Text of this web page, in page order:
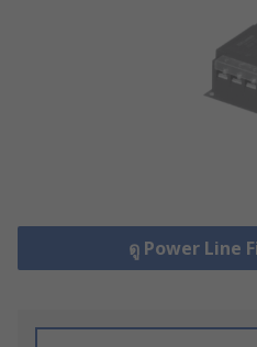
ดู Power Line